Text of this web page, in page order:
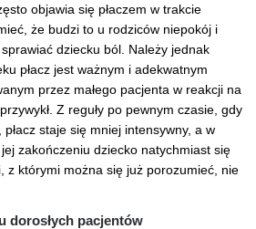
objawia się płaczem w trakcie
że budzi to u rodziców niepokój i
dziecku ból. Należy jednak
płacz jest ważnym i adekwatnym
przez małego pacjenta w reakcji na
Z reguły po pewnym czasie, gdy
staje się mniej intensywny, a w
zakończeniu dziecko natychmiast się
z którymi można się już porozumieć, nie
dorosłych pacjentów